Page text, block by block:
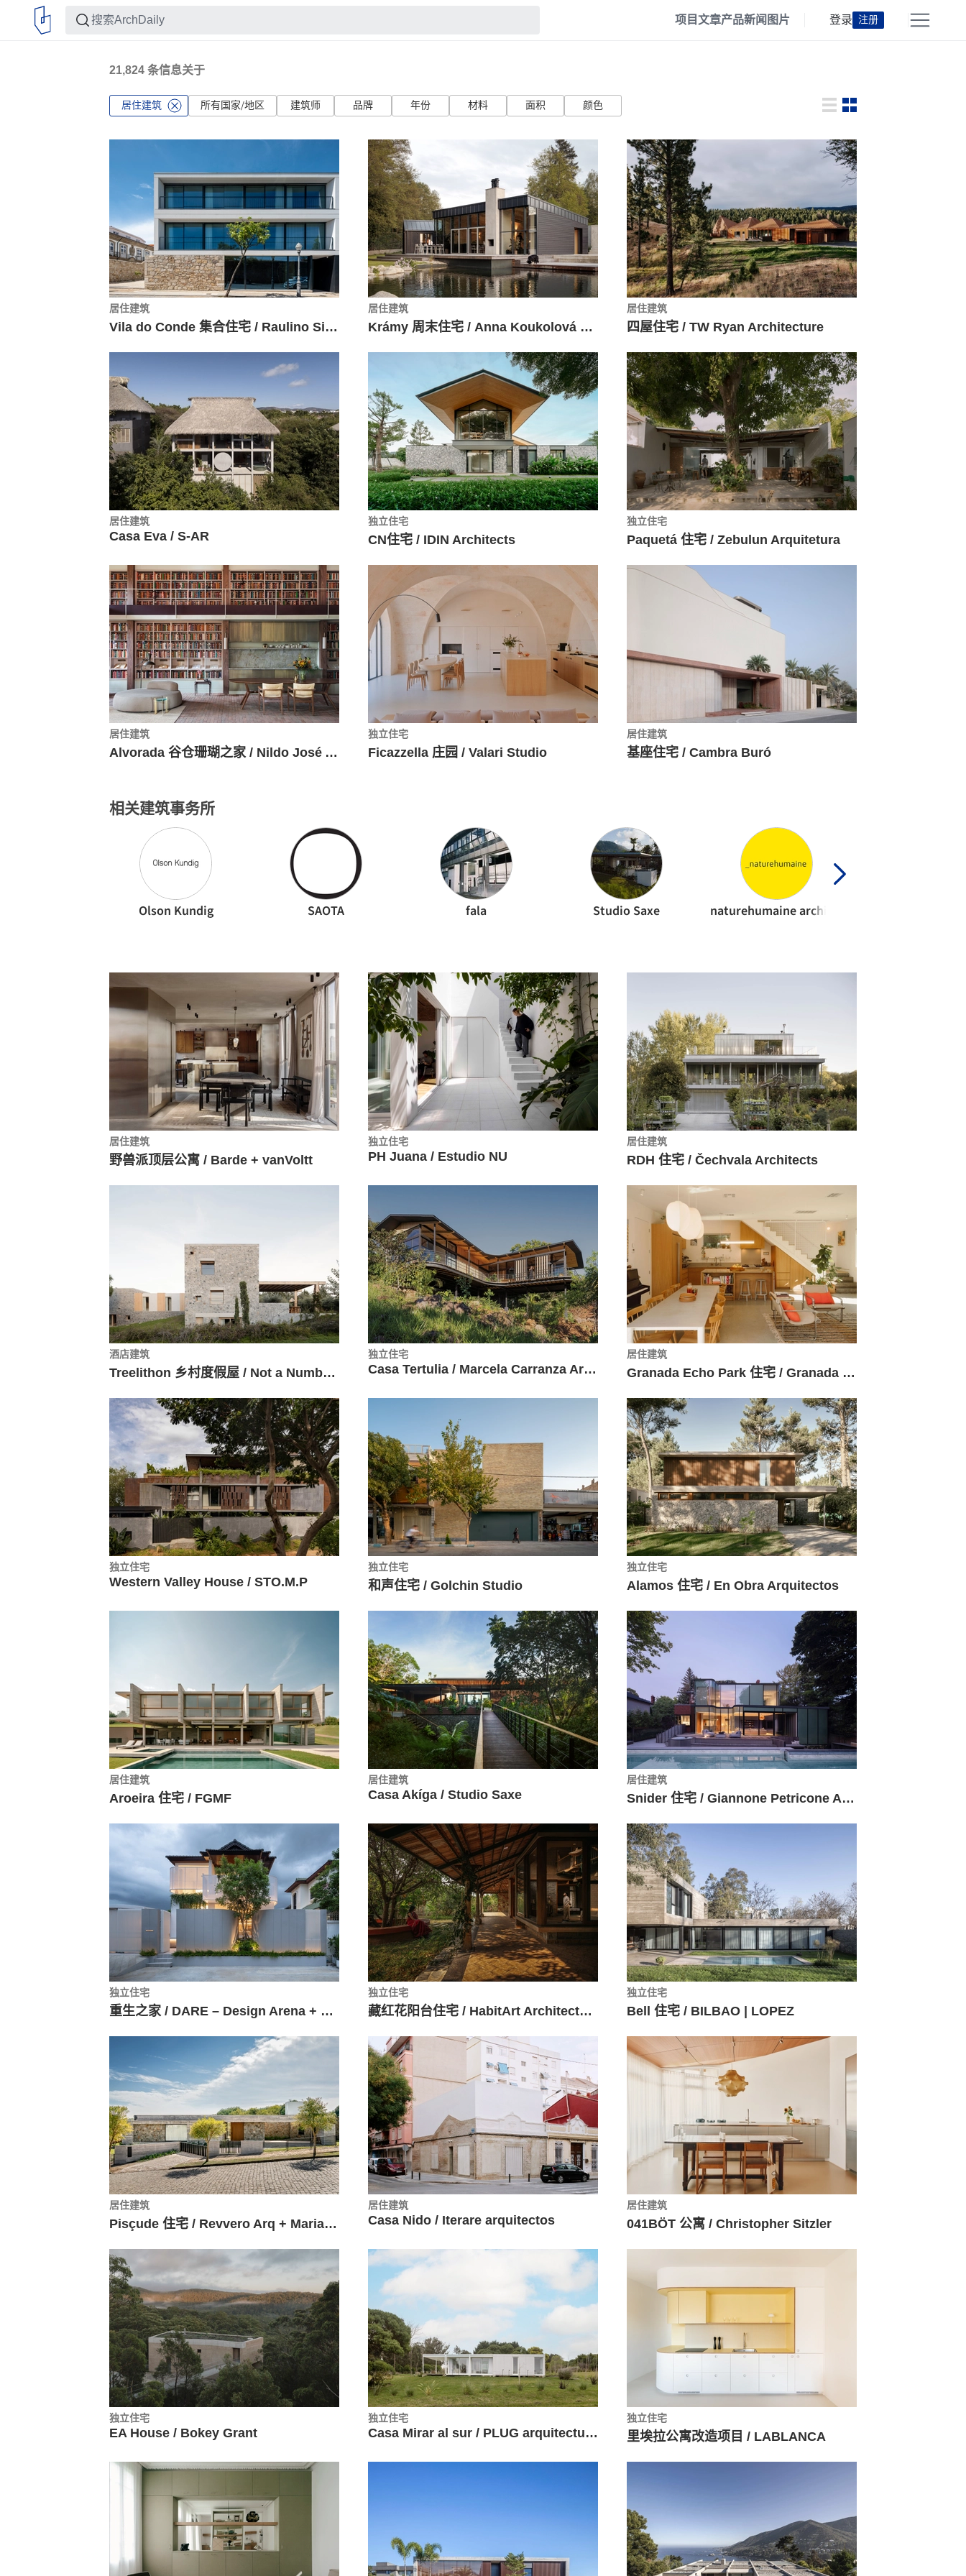
项目文章产品新闻 图片 登录 注册
21,824 条信息关于
居住建筑 所有国家/地区 建筑师 品牌 年份 材料 面积 颜色
居住建筑
Vila do Conde 集合住宅 / Raulino Silva Arquitecto
居住建筑
Krámy 周末住宅 / Anna Koukolová architekti
居住建筑
四屋住宅 / TW Ryan Architecture
居住建筑
Casa Eva / S-AR
独立住宅
CN住宅 / IDIN Architects
独立住宅
Paquetá 住宅 / Zebulun Arquitetura
居住建筑
Alvorada 谷仓珊瑚之家 / Nildo José Arquitetos
独立住宅
Ficazzella 庄园 / Valari Studio
居住建筑
基座住宅 / Cambra Buró
相关建筑事务所
Olson Kundig SAOTA fala Studio Saxe
居住建筑
野兽派顶层公寓 / Barde + vanVoltt
独立住宅
PH Juana / Estudio NU
居住建筑
RDH 住宅 / Čechvala Architects
酒店建筑
Treelithon 乡村度假屋 / Not a Number Architects
独立住宅
Casa Tertulia / Marcela Carranza Arquitectura
居住建筑
Granada Echo Park 住宅 / Granada Form
独立住宅
Western Valley House / STO.M.P
独立住宅
和声住宅 / Golchin Studio
独立住宅
Alamos 住宅 / En Obra Arquitectos
居住建筑
Aroeira 住宅 / FGMF
居住建筑
Casa Akíga / Studio Saxe
居住建筑
Snider 住宅 / Giannone Petricone Associates Inc. Architects
独立住宅
重生之家 / DARE – Design Arena + Research
独立住宅
藏红花阳台住宅 / HabitArt Architecture Studio
独立住宅
Bell 住宅 / BILBAO | LOPEZ
居住建筑
Pisçude 住宅 / Revvero Arq + Mariana Bet Arquitetura
居住建筑
Casa Nido / Iterare arquitectos
居住建筑
041BÖT 公寓 / Christopher Sitzler
独立住宅
EA House / Bokey Grant
独立住宅
Casa Mirar al sur / PLUG arquitectura modular
独立住宅
里埃拉公寓改造项目 / LABLANCA